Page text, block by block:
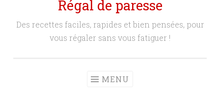
Régal de paresse
Des recettes faciles, rapides et bien pensées, pour
vous régaler sans vous fatiguer !
MENU